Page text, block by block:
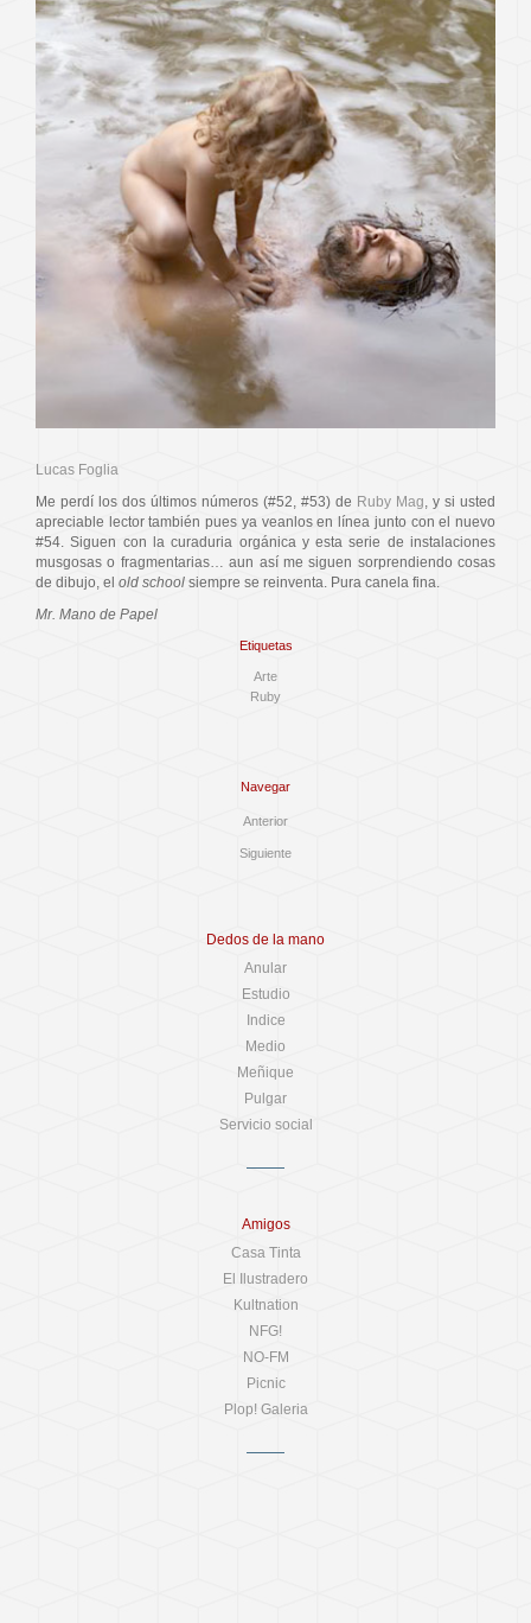
Lucas Foglia
Me perdí los dos últimos números (#52, #53) de Ruby Mag , y si usted
apreciable lector también pues ya veanlos en línea junto con el nuevo
#54. Siguen con la curaduria orgánica y esta serie de instalaciones
musgosas o fragmentarias… aun así me siguen sorprendiendo cosas
de dibujo, el old school siempre se reinventa. Pura canela fina.
Mr. Mano de Papel
Etiquetas
Arte
Ruby
Navegar
Anterior
Siguiente
Dedos de la mano
Anular
Estudio
Indice
Medio
Meñique
Pulgar
Servicio social
Amigos
Casa Tinta
El Ilustradero
Kultnation
NFG!
NO-FM
Picnic
Plop! Galeria